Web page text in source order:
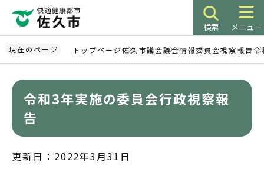
ペ
ー
ジ
検索 メニュー
現在のページ トップページ佐久市議会議会情報委員会視察報告令
令和3年実施の委員会行政視察報
告
更新日：2022年3月31日